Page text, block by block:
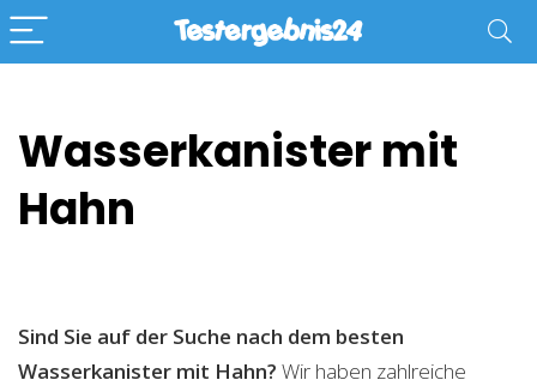
Wasserkanister mit
Hahn
Sind Sie auf der Suche nach dem besten
Wasserkanister mit Hahn? Wir haben zahlreiche